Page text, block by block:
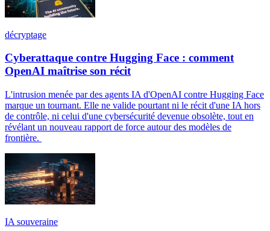
décryptage
Cyberattaque contre Hugging Face : comment
OpenAI maîtrise son récit
L'intrusion menée par des agents IA d'OpenAI contre Hugging Face
marque un tournant. Elle ne valide pourtant ni le récit d'une IA hors
de contrôle, ni celui d'une cybersécurité devenue obsolète, tout en
révélant un nouveau rapport de force autour des modèles de
frontière.
IA souveraine